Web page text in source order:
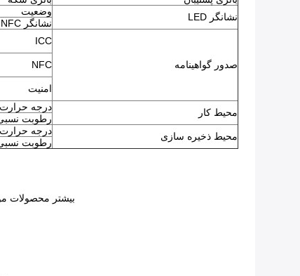
نشانگر LED
وضعیت
نشانگر NFC
صدور گواهینامه
ICC
NFC
امنیت
محیط کار
درجه حرارت
رطوبت
محیط ذخیره سازی
درجه حرارت
رطوبت
بیشتر محصولات موجود است.ما می توانیم کالاها